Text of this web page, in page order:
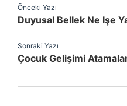
Önceki Yazı
Duyusal Bellek Ne Işe
Sonraki Yazı
Çocuk Gelişimi